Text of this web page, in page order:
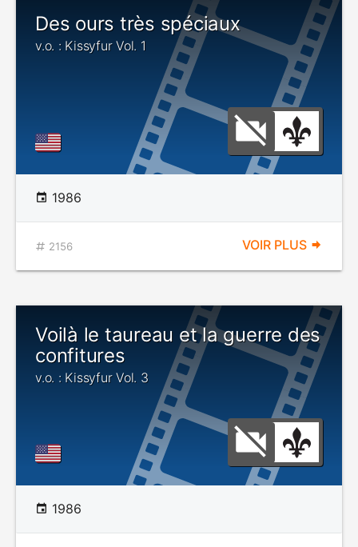
Des ours très spéciaux
v.o. : Kissyfur Vol. 1
1986
2156 VOIR PLUS
Voilà le taureau et la guerre des
confitures
v.o. : Kissyfur Vol. 3
1986